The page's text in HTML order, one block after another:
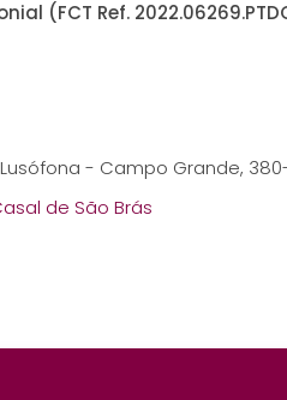
(FCT Ref.
- Campo Grande,
de São Brás